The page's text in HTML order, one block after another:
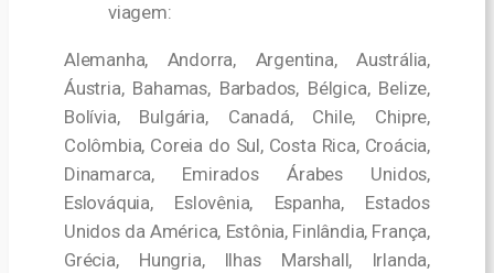
viagem:
Alemanha, Andorra, Argentina, Austrália,
Áustria, Bahamas, Barbados, Bélgica, Belize,
Bolívia, Bulgária, Canadá, Chile, Chipre,
Colômbia, Coreia do Sul, Costa Rica, Croácia,
Dinamarca, Emirados Árabes Unidos,
Eslováquia, Eslovênia, Espanha, Estados
Unidos da América, Estônia, Finlândia, França,
Grécia, Hungria, Ilhas Marshall, Irlanda,